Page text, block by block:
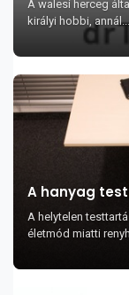
A walesi herceg
királyi hobbi, annál...
A hanyag
A helytelen
életmód miatti